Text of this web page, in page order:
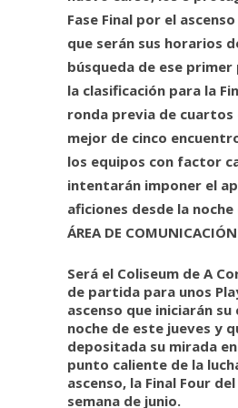
Fase Final por el
que serán sus horarios
búsqueda de ese primer
la clasificación para la
ronda previa de cuartos
mejor de cinco
los equipos con factor
intentarán imponer el
aficiones desde la
ÁREA DE COMUNICACIÓN
Será el Coliseum de A
de partida para unos
ascenso que iniciarán su
noche de este jueves y
depositada su mirada
punto caliente de la
ascenso, la Final Four
semana de junio.